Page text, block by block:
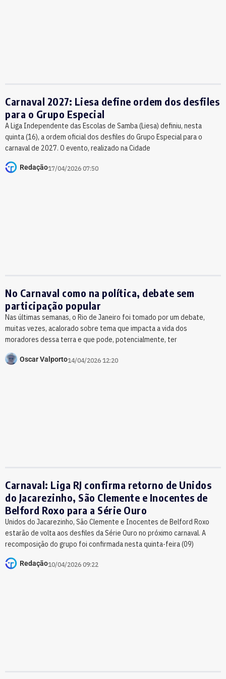
Carnaval 2027: Liesa define ordem dos desfiles
para o Grupo Especial
A Liga Independente das Escolas de Samba (Liesa) definiu, nesta
quinta (16), a ordem oficial dos desfiles do Grupo Especial para o
carnaval de 2027. O evento, realizado na Cidade
Redação17/04/2026 07:50
No Carnaval como na política, debate sem
participação popular
Nas últimas semanas, o Rio de Janeiro foi tomado por um debate,
muitas vezes, acalorado sobre tema que impacta a vida dos
moradores dessa terra e que pode, potencialmente, ter
Oscar Valporto14/04/2026 12:20
Carnaval: Liga RJ confirma retorno de Unidos
do Jacarezinho, São Clemente e Inocentes de
Belford Roxo para a Série Ouro
Unidos do Jacarezinho, São Clemente e Inocentes de Belford Roxo
estarão de volta aos desfiles da Série Ouro no próximo carnaval. A
recomposição do grupo foi confirmada nesta quinta-feira (09)
Redação10/04/2026 09:22